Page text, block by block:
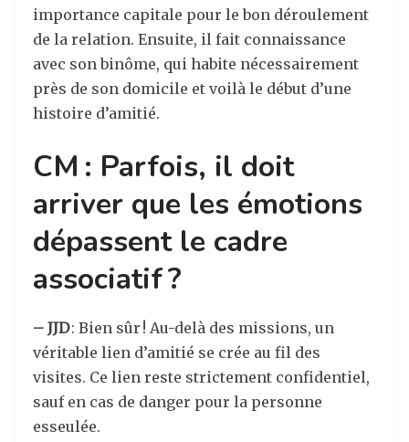
importance capitale pour le bon déroulement
de la relation. Ensuite, il fait connaissance
avec son binôme, qui habite nécessairement
près de son domicile et voilà le début d’une
histoire d’amitié.
CM : Parfois, il doit
arriver que les émotions
dépassent le cadre
associatif ?
– JJD: Bien sûr ! Au-delà des missions, un
véritable lien d’amitié se crée au fil des
visites. Ce lien reste strictement confidentiel,
sauf en cas de danger pour la personne
esseulée.